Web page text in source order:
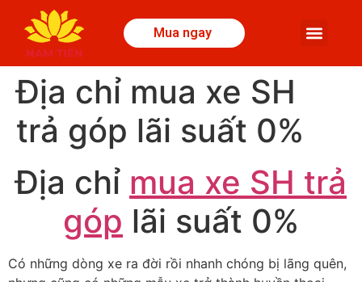
Mua ngay
Địa chỉ mua xe SH
trả góp lãi suất 0%
Địa chỉ mua xe SH trả
góp lãi suất 0%
Có những dòng xe ra đời rồi nhanh chóng bị lãng quên,